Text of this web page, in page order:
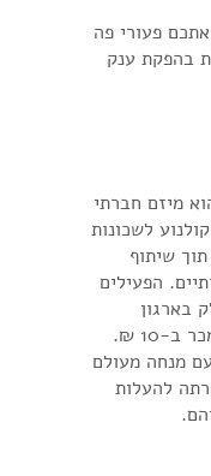
פעורי פה
בהפקת ענק
מיזם חברתי
לשכונות
שיתוף
הפעילים
בארגון
האירועים עצמם, בהם כרטיס נמכר ב-10 ₪.
מנחה מעולם
להעלות